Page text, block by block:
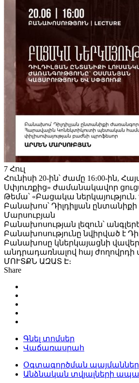
7 Հուլ
Հունիսի 20-ին՝ ժամը 16։00-ին,
Սփյուռքից» ժամանակավոր
Թեմա՝ «Բացակա ներկայություն.
Բանախոս՝ Դիլդիլյան
Մարսուբյան
Բանախոսության լեզուն՝
Բանախոսությունը նվիրված է
Բանախոսը կներկայացնի
անդրադառնալով հայ ժողովրդի
ՄՈՒՏՔՆ ԱԶԱՏ Է։
Share
Գնել տոմսեր
Վաճառասրահ
Օգտագործման պայմաններ
Անձնական տվյալների